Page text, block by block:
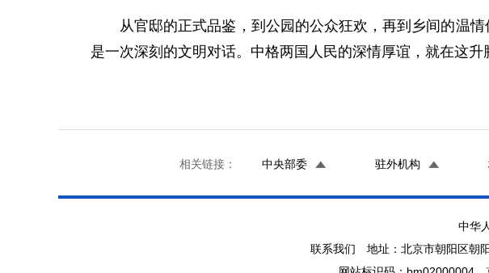
从官邸的正式品鉴，到公园的公众狂欢，再到乡间的温
是一次深刻的文明对话。中格两国人民的深情厚谊，就在这
相关链接： 中央部委 驻外机构
中华
联系我们 地址：北京市朝阳区朝